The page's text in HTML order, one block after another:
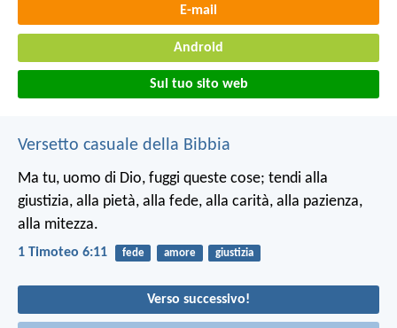
E-mail
Android
Sul tuo sito web
Versetto casuale della Bibbia
Ma tu, uomo di Dio, fuggi queste cose; tendi alla
giustizia, alla pietà, alla fede, alla carità, alla pazienza,
alla mitezza.
1 Timoteo 6:11 fede amore giustizia
Verso successivo!